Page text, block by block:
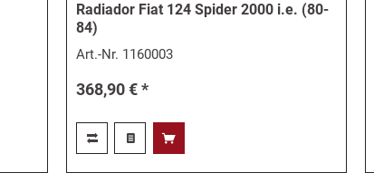
Radiador Fiat 124 Spider 2000 i.e. (80-
84)
Art.-Nr. 1160003
368,90 € *